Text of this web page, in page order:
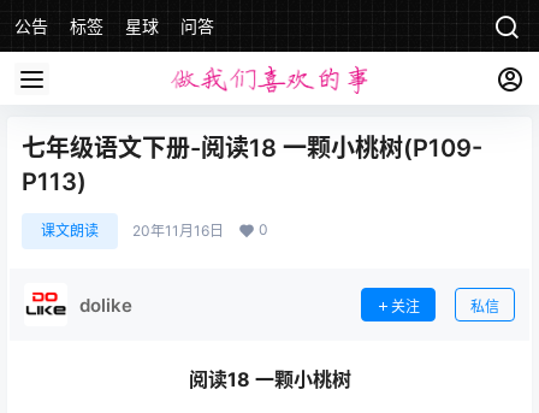
公告 标签 星球 问答
七年级语文下册-阅读18 一颗小桃树(P109-
P113)
课文朗读 20年11月16日 0
dolike 关注 私信
阅读18 一颗小桃树